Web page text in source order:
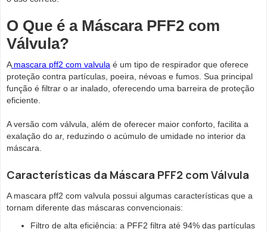
O Que é a Máscara PFF2 com
Válvula?
Amascara pff2 com valvula é um tipo de respirador que oferece
proteção contra partículas, poeira, névoas e fumos. Sua principal
função é filtrar o ar inalado, oferecendo uma barreira de proteção
eficiente.
A versão com válvula, além de oferecer maior conforto, facilita a
exalação do ar, reduzindo o acúmulo de umidade no interior da
máscara.
Características da Máscara PFF2 com Válvula
A mascara pff2 com valvula possui algumas características que a
tornam diferente das máscaras convencionais:
Filtro de alta eficiência: a PFF2 filtra até 94% das partículas